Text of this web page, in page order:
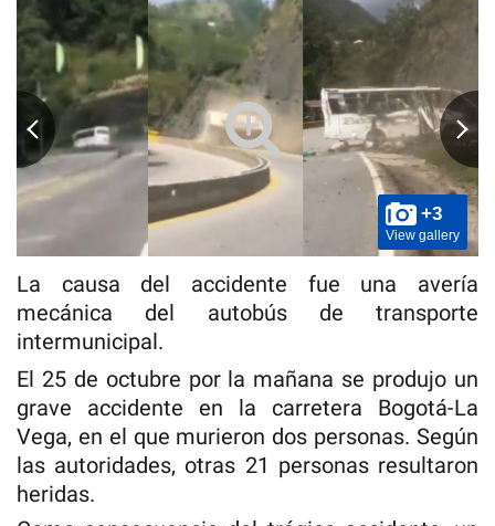
+3
View gallery
La causa del accidente fue una avería
mecánica del autobús de transporte
intermunicipal.
El 25 de octubre por la mañana se produjo un
grave accidente en la carretera Bogotá-La
Vega, en el que murieron dos personas. Según
las autoridades, otras 21 personas resultaron
heridas.